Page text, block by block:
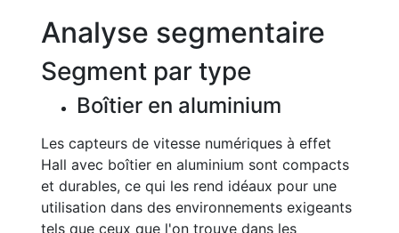
Analyse segmentaire
Segment par type
Boîtier en aluminium
Les capteurs de vitesse numériques à effet
Hall avec boîtier en aluminium sont compacts
et durables, ce qui les rend idéaux pour une
utilisation dans des environnements exigeants
tels que ceux que l'on trouve dans les